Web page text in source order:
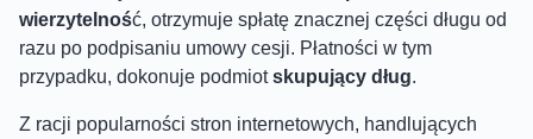
wierzytelność, otrzymuje spłatę znacznej części długu od
razu po podpisaniu umowy cesji. Płatności w tym
przypadku, dokonuje podmiotskupujący dług.
Z racji popularności stron internetowych, handlujących